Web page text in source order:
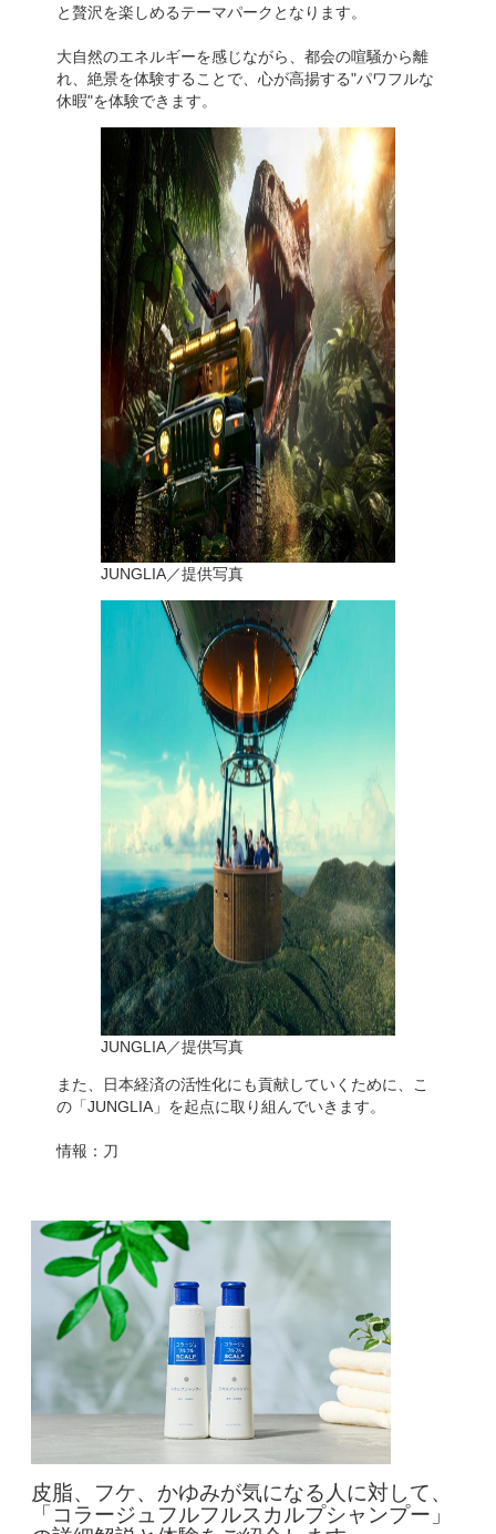
と贅沢を楽しめるテーマパークとなります。
大自然のエネルギーを感じながら、都会の喧騒から離
れ、絶景を体験することで、心が高揚する"パワフルな
休暇"を体験できます。
JUNGLIA／提供写真
JUNGLIA／提供写真
また、日本経済の活性化にも貢献していくために、こ
の「JUNGLIA」を起点に取り組んでいきます。
情報：刀
皮脂、フケ、かゆみが気になる人に対して、
「コラージュフルフルスカルプシャンプー」